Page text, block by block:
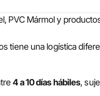
PVC Mármol y
tiene una logística
4 a 10 días hábiles,